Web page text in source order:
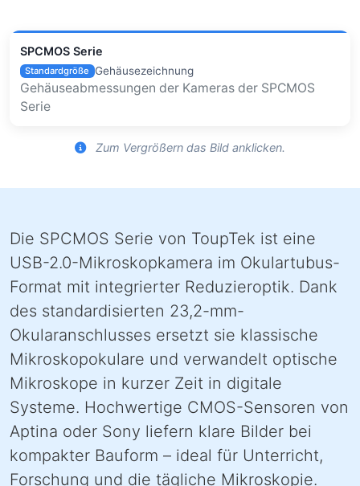
SPCMOS Serie
Standardgröße Gehäusezeichnung
Gehäuseabmessungen der Kameras der SPCMOS
Serie
Zum Vergrößern das Bild anklicken.
Die SPCMOS Serie von ToupTek ist eine
USB-2.0-Mikroskopkamera im Okulartubus-
Format mit integrierter Reduzieroptik. Dank
des standardisierten 23,2-mm-
Okularanschlusses ersetzt sie klassische
Mikroskopokulare und verwandelt optische
Mikroskope in kurzer Zeit in digitale
Systeme. Hochwertige CMOS-Sensoren von
Aptina oder Sony liefern klare Bilder bei
kompakter Bauform – ideal für Unterricht,
Forschung und die tägliche Mikroskopie.